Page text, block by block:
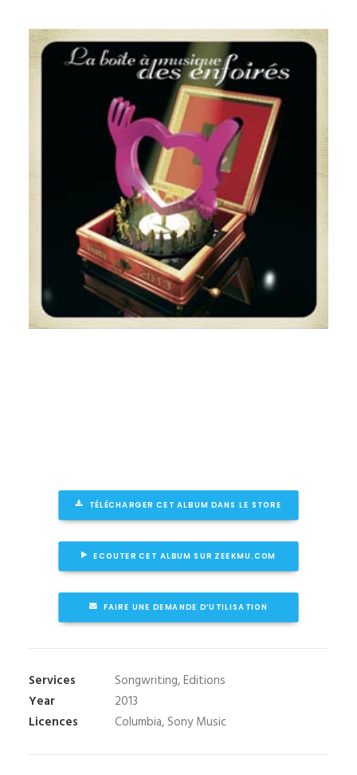
TÉLÉCHARGER CET ALBUM DANS LE STORE
ECOUTER CET ALBUM SUR ZEEKMU.COM
FAIRE UNE DEMANDE D’UTILISATION
Services
Songwriting, Editions
Year
2013
Licences
Columbia, Sony Music